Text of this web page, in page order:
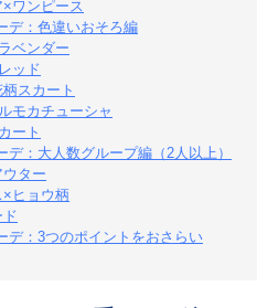
ワンピース
デ：色違いおそろ編
ベンダー
ッド
スカート
モカチューシャ
ート
デ：大人数グループ編（2人以上）
ター
ヒョウ柄
デ：3つのポイントをおさらい